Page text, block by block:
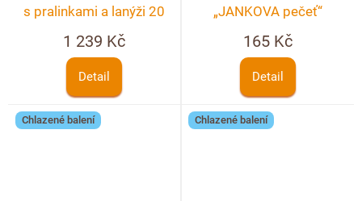
s pralinkami a lanýži 20
ks s textem
1 239 Kč
Detail
„JANKOVA pečeť“
165 Kč
Detail
Chlazené balení Chlazené balení